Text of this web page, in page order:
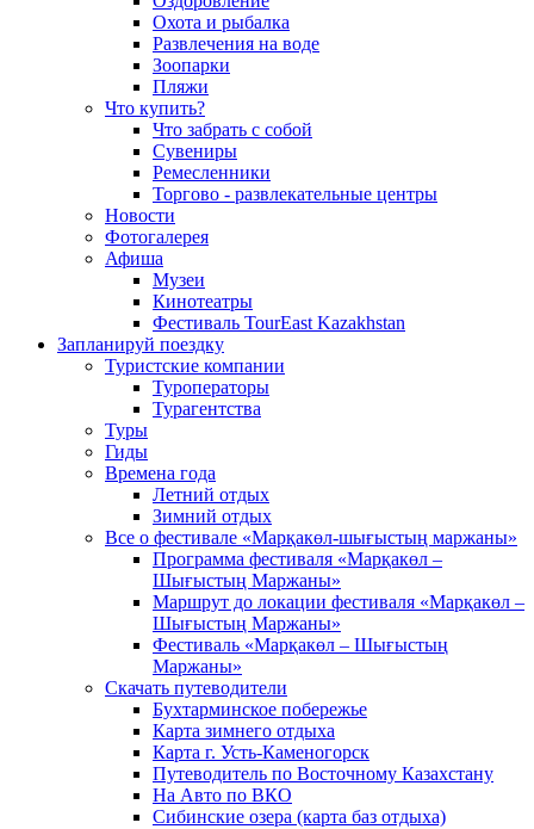
Охота и рыбалка
Развлечения на воде
Зоопарки
Пляжи
Что купить?
Что забрать с собой
Сувениры
Ремесленники
Торгово - развлекательные центры
Новости
Фотогалерея
Афиша
Музеи
Кинотеатры
Фестиваль TourEast Kazakhstan
Запланируй поездку
Туристские компании
Туроператоры
Турагентства
Туры
Гиды
Времена года
Летний отдых
Зимний отдых
Все о фестивале «Марқакөл-шығыстың маржаны»
Программа фестиваля «Марқакөл –
Шығыстың Маржаны»
Маршрут до локации фестиваля «Марқакөл –
Шығыстың Маржаны»
Фестиваль «Марқакөл – Шығыстың
Маржаны»
Скачать путеводители
Бухтарминское побережье
Карта зимнего отдыха
Карта г. Усть-Каменогорск
Путеводитель по Восточному Казахстану
На Авто по ВКО
Сибинские озера (карта баз отдыха)